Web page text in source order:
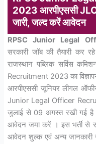
2023 आरपीएससी
जारी, जल्द करें आवेदन
RPSC Junior Legal
सरकारी जॉब की तैयारी कर
राजस्थान पब्लिक सर्विस
Recruitment 2023 का
आरपीएससी जूनियर लीगल
Junior Legal Officer
जुलाई से 09 अगस्त रखी गई है
आवेदन जमा करें । इस भर्ती से
आवेदन शुल्क एवं अन्य जानकारी